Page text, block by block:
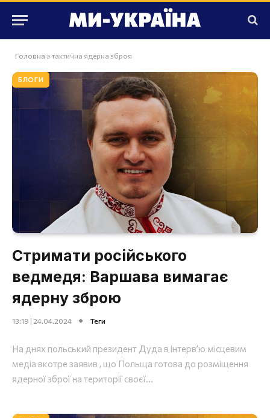
Головна » тактична ядерна зброя
БЛОГИ
Стримати російського
ведмедя: Варшава вимагає
ядерну зброю
13:19 | 24.04.2024 Теги
На днях польський президент Дуда в інтерв’ю місцевим
медіа вкотре заявив , що Польща готова до розміщення
ядерної зброї на території своєї...